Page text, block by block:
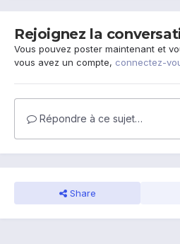
Rejoignez la
Vous pouvez poster maintenant et
vous avez un compte, connectez-
Répondre à ce sujet…
Share